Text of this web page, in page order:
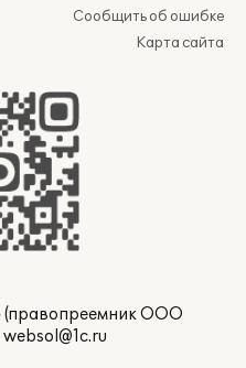
Сообщить об ошибке
Карта сайта
(правопреемник ООО
websol@1c.ru